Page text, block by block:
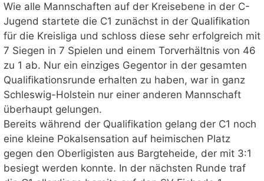
Wie alle Mannschaften auf der Kreisebene in der C-
Jugend startete die C1 zunächst in der Qualifikation
für die Kreisliga und schloss diese sehr erfolgreich mit
7 Siegen in 7 Spielen und einem Torverhältnis von 46
zu 1 ab. Nur ein einziges Gegentor in der gesamten
Qualifikationsrunde erhalten zu haben, war in ganz
Schleswig-Holstein nur einer anderen Mannschaft
überhaupt gelungen.
Bereits während der Qualifikation gelang der C1 noch
eine kleine Pokalsensation auf heimischen Platz
gegen den Oberligisten aus Bargteheide, der mit 3:1
besiegt werden konnte. In der nächsten Runde traf